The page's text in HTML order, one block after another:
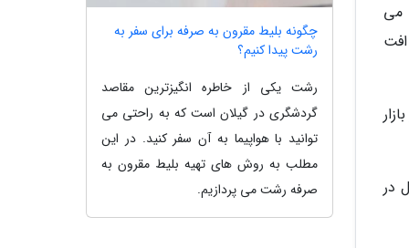
می
در
چگونه بلیط مقرون به صرفه برای سفر به
رشت پیدا کنیم؟
رشت یکی از خاطره انگیزترین مقاصد
گردشگری در گیلان است که به راحتی می
توانید با هواپیما به آن سفر کنید. در این
مطلب به روش های تهیه بلیط مقرون به
صرفه رشت می پردازیم.